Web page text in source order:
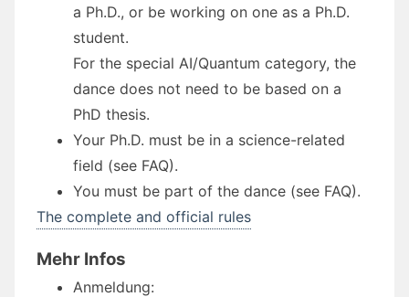
a Ph.D., or be working on one as a Ph.D.
student.
For the special AI/Quantum category, the
dance does not need to be based on a
PhD thesis.
Your Ph.D. must be in a science-related
field (see FAQ).
You must be part of the dance (see FAQ).
The complete and official rules
Mehr Infos
Anmeldung: